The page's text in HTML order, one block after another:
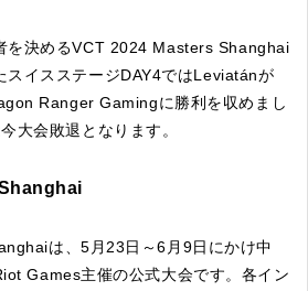
を決めるVCT 2024 Masters Shanghai
スイスステージDAY4ではLeviatánが
Ranger Gamingに勝利を収めまし
大会敗退となります。
は、5月23日～6月9日にかけ中
Games主催の公式大会です。各イン